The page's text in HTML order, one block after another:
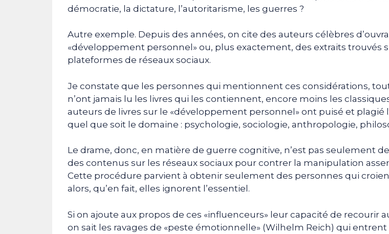
démocratie, la dictature, l’autoritarisme, les guerres ?
Autre exemple. Depuis des années, on cite des auteurs célèbres
«développement personnel» ou, plus exactement, des extraits trouvés
plateformes de réseaux sociaux.
Je constate que les personnes qui mentionnent ces considérations,
n’ont jamais lu les livres qui les contiennent, encore moins les
auteurs de livres sur le «développement personnel» ont puisé et plagié
quel que soit le domaine : psychologie, sociologie, anthropologie,
Le drame, donc, en matière de guerre cognitive, n’est pas seulement
des contenus sur les réseaux sociaux pour contrer la manipulation
Cette procédure parvient à obtenir seulement des personnes qui
alors, qu’en fait, elles ignorent l’essentiel.
Si on ajoute aux propos de ces «influenceurs» leur capacité de recourir
on sait les ravages de «peste émotionnelle» (Wilhelm Reich) qui entrent